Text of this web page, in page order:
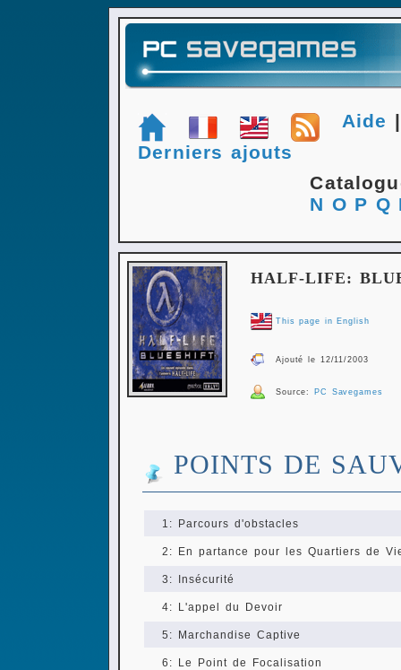
Aide
Derniers ajouts
N O P Q
HALF-LIFE:
This page in English
Ajouté le 12/11/2003
Source: PC Savegames
POINTS DE
1: Parcours d'obstacles
2: En partance pour les Quartiers de
3: Insécurité
4: L'appel du Devoir
5: Marchandise Captive
6: Le Point de Focalisation